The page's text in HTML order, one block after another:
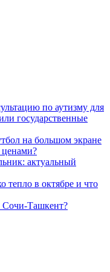
по аутизму для
государственные
на большом экране
актуальный
тепло в октябре и что
Сочи-Ташкент?